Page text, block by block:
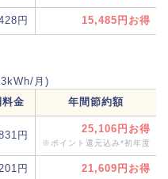
円 15,485円
月)
金
年間節約額
円
25,106円
※ポイント還元込み*初年度
円 21,609円